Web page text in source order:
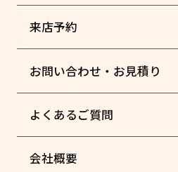
来店予約
お問い合わせ・お見積り
よくあるご質問
会社概要